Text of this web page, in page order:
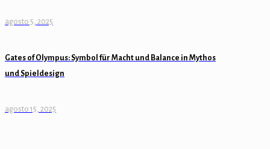
agosto 5, 2025
Gates of Olympus: Symbol für Macht und Balance in Mythos
und Spieldesign
agosto 15, 2025